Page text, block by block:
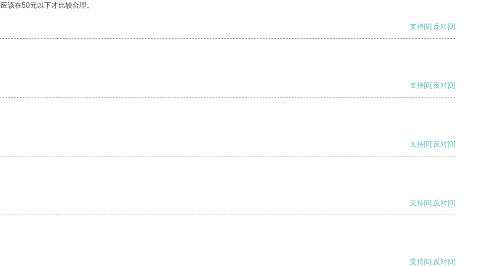
该在50元以下才比较合理。
支持[0] 反对[0]
支持[0] 反对[0]
支持[0] 反对[0]
支持[0] 反对[0]
支持[0] 反对[0]